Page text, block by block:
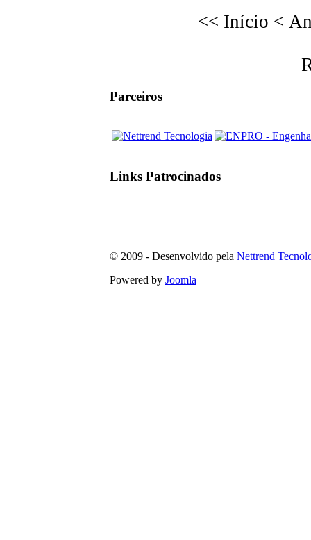
<< Início <
Parceiros
Links Patrocinados
© 2009 - Desenvolvido pela Nettrend
Powered by Joomla